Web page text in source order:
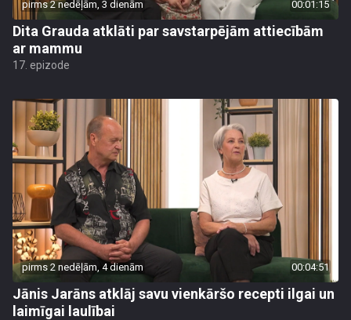
pirms 2 nedēļām, 3 dienām 00:01:15
Dita Grauda atklāti par savstarpējām attiecībām
ar mammu
17. epizode
pirms 2 nedēļām, 4 dienām 00:04:51
Jānis Jarāns atklāj savu vienkāršo recepti ilgai un
laimīgai laulībai